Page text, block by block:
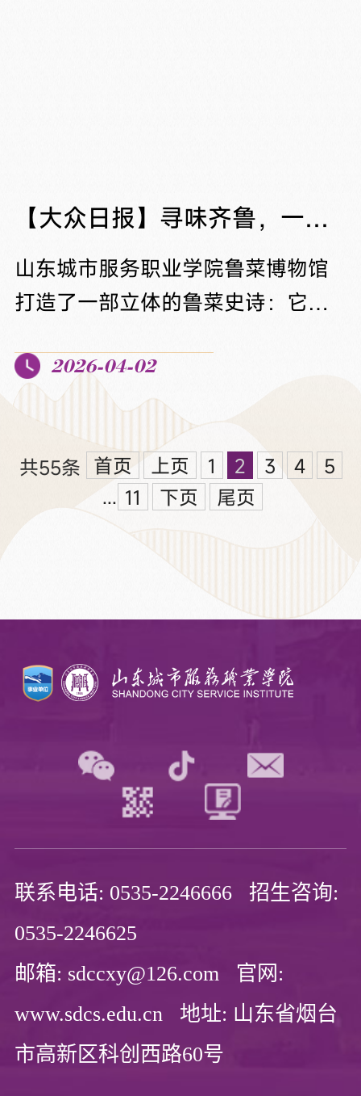
第一”的育人成效。以健康为笔 绘青
东城市服务职业学院，...
【大众日报】寻味齐鲁，一口吃出“中庸之道”
山东城市服务职业学院鲁菜博物馆
打造了一部立体的鲁菜史诗：它系
流，守护儒家“和”文化根脉；同时融
合教学与“现代学徒制”，培养青年传
承人，推动技艺创新与品牌转型，
是连接历史与未来的文化枢纽。3月
18日的《大众日报》用大篇幅向社
会各界介绍了这个博物馆。它是
《诗经》中“岂其食鱼，必河之鲂”的
鲜美吟唱，是孔子“食不厌精，脍不
术》里详尽记载的烹饪技艺。鲁
菜，...
2026-04-02
共55条 首页 上页 1 2 3 4
5
... 11 下页 尾页
联系电话: 0535-2246666 招生咨询:
0535-2246625
邮箱: sdccxy@126.com 官网:
www.sdcs.edu.cn 地址: 山东省烟台
市高新区科创西路60号